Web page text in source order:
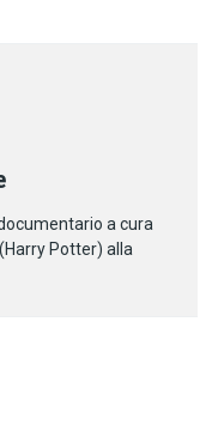
a cura
Potter) alla